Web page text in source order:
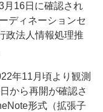
月16日に確認され
ディネーションセ
政法人情報処理推
年11月頃より観測
から再開が確認さ
形式（拡張子